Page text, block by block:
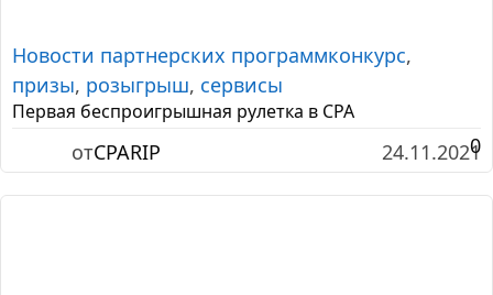
0
Новости партнерских программконкурс,
призы, розыгрыш, сервисы
Первая беспроигрышная рулетка в CPA
отCPARIP 24.11.2021